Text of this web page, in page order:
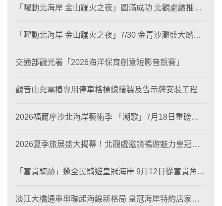
「曜動北海岸 金山蹦火之夜」圓滿成功 北觀處續推照
「曜動北海岸 金山蹦火之夜」7/30 金青沙灘盛大燃
交通部觀光署「2026海洋保育創意短影音競賽」
觀音山充電樁專用停車格標線繪製及告示牌安裝工程
2026福爾摩沙北海岸藝術季 「潮歌」7月18日重磅登
2026夏季旅展盛大揭幕！北觀處邀請暢遊魅力皇冠海
「富貴騎跡」邀全民騎遊皇冠海岸 9月12日從富貴角出
淡江大橋通車串聯起海線新格局 皇冠海岸特約店家、